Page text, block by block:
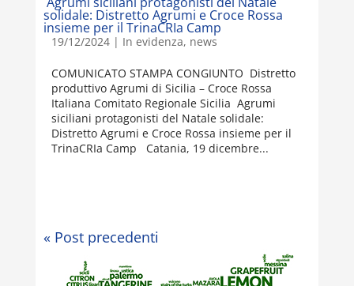
solidale: Distretto Agrumi e Croce Rossa
insieme per il TrinaCRIa Camp
19/12/2024| In evidenza, news
COMUNICATO STAMPA CONGIUNTO Distretto
produttivo Agrumi di Sicilia – Croce Rossa
Italiana Comitato Regionale Sicilia Agrumi
siciliani protagonisti del Natale solidale:
Distretto Agrumi e Croce Rossa insieme per il
TrinaCRIa Camp Catania, 19 dicembre...
« Post precedenti